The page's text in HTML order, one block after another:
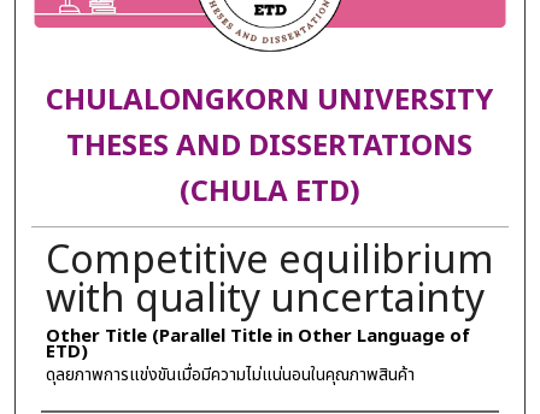
CHULALONGKORN UNIVERSITY
THESES AND DISSERTATIONS
(CHULA ETD)
Competitive equilibrium
with quality uncertainty
Other Title (Parallel Title in Other Language of
ETD)
ดุลยภาพการแข่งขันเมื่อมีความไม่แน่นอนในคุณภาพสินค้า